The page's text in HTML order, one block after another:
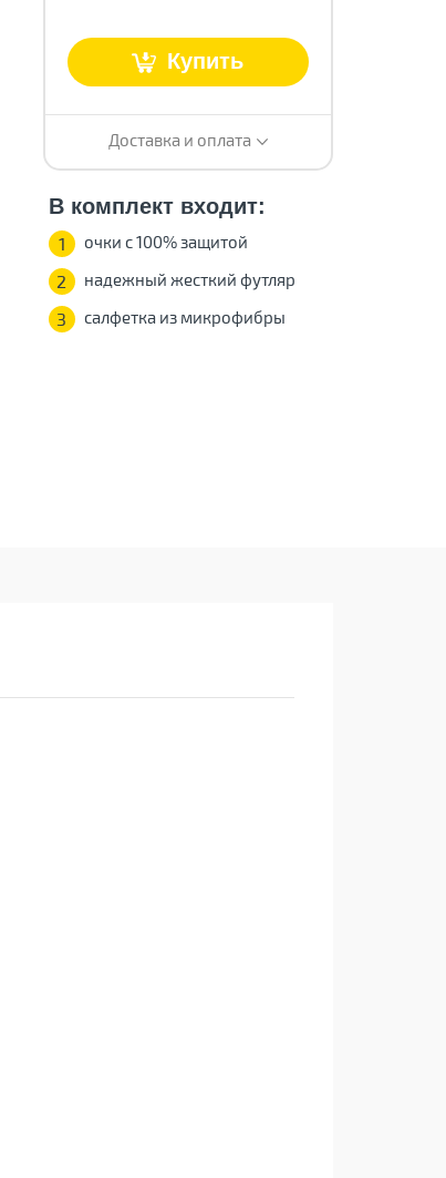
Купить
Доставка и оплата
В комплект входит:
1 очки с 100% защитой
2 надежный жесткий футляр
3 салфетка из микрофибры